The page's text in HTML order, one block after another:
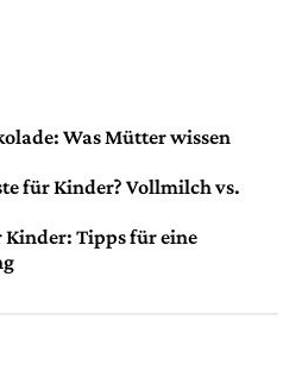
Was Mütter wissen
für Kinder? Vollmilch vs.
Tipps für eine